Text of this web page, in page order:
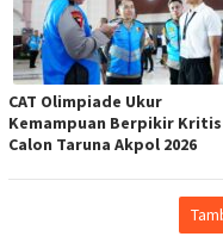
CAT Olimpiade Ukur
Kemampuan Berpikir Kritis
Calon Taruna Akpol 2026